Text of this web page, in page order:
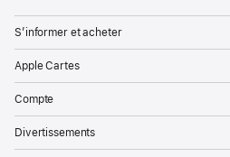
S’informer et acheter
Apple Cartes
Compte
Divertissements